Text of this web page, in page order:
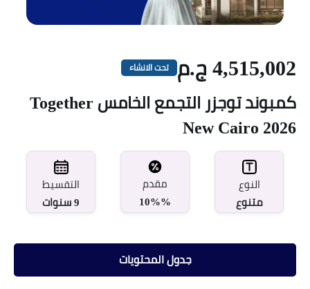
4,515,002 ج.م تحت الانشاء
كمبوند توجزر التجمع الخامس Together
New Cairo 2026
النوع
متنوع
مقدم
10%%
التقسيط
9 سنوات
جدول المحتويات